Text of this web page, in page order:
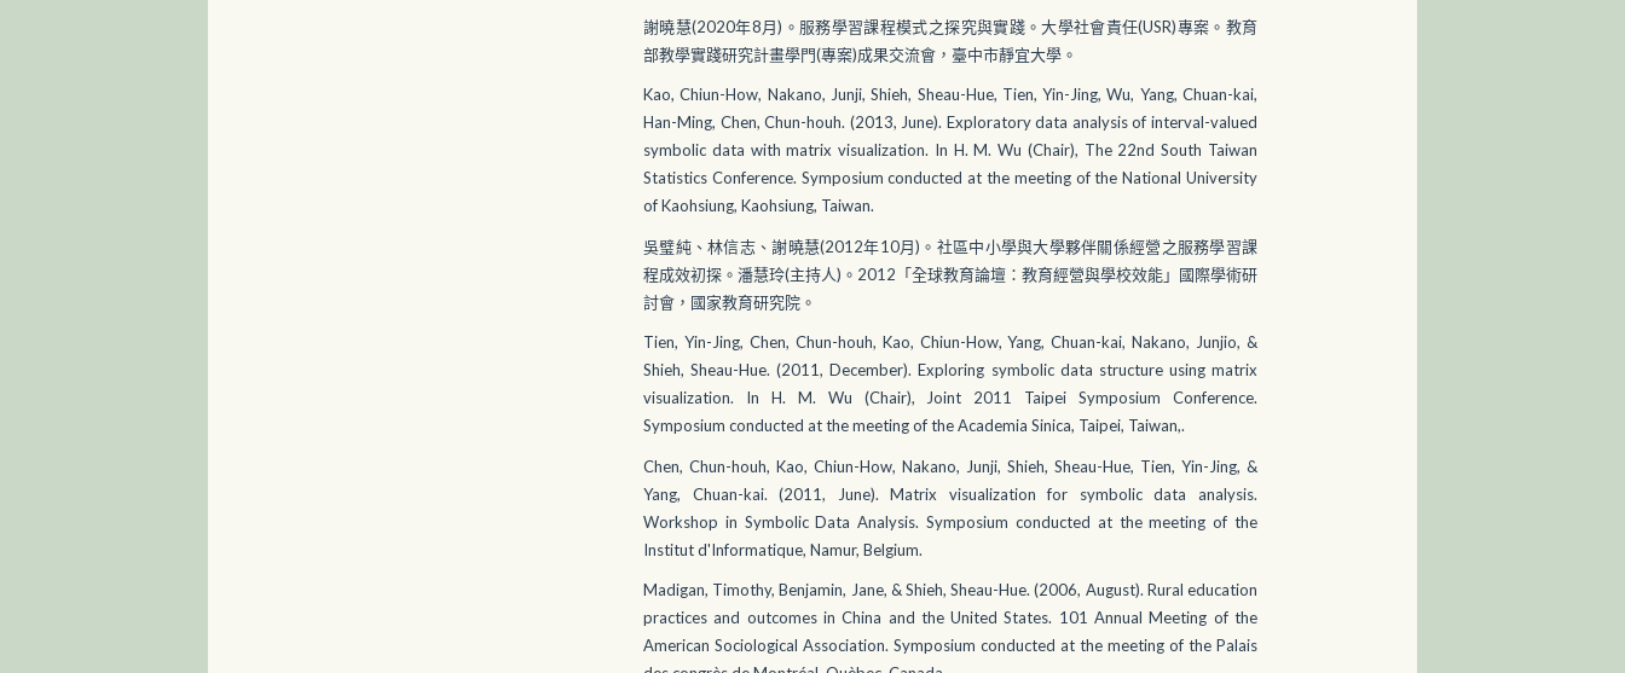
謝曉慧(2020年8月)。服務學習課程模式之探究與實踐。大學社會責任(USR)專案。教育
部教學實踐研究計畫學門(專案)成果交流會，臺中市靜宜大學。
Kao, Chiun-How, Nakano, Junji, Shieh, Sheau-Hue, Tien, Yin-Jing, Wu, Yang, Chuan-kai,
Han-Ming, Chen, Chun-houh. (2013, June). Exploratory data analysis of interval-valued
symbolic data with matrix visualization. In H. M. Wu (Chair), The 22nd South Taiwan
Statistics Conference. Symposium conducted at the meeting of the National University
of Kaohsiung, Kaohsiung, Taiwan.
吳璧純、林信志、謝曉慧(2012年10月)。社區中小學與大學夥伴關係經營之服務學習課
程成效初探。潘慧玲(主持人)。2012「全球教育論壇：教育經營與學校效能」國際學術研
討會，國家教育研究院。
Tien, Yin-Jing, Chen, Chun-houh, Kao, Chiun-How, Yang, Chuan-kai, Nakano, Junjio, &
Shieh, Sheau-Hue. (2011, December). Exploring symbolic data structure using matrix
visualization. In H. M. Wu (Chair), Joint 2011 Taipei Symposium Conference.
Symposium conducted at the meeting of the Academia Sinica, Taipei, Taiwan,.
Chen, Chun-houh, Kao, Chiun-How, Nakano, Junji, Shieh, Sheau-Hue, Tien, Yin-Jing, &
Yang, Chuan-kai. (2011, June). Matrix visualization for symbolic data analysis.
Workshop in Symbolic Data Analysis. Symposium conducted at the meeting of the
Institut d'Informatique, Namur, Belgium.
Madigan, Timothy, Benjamin, Jane, & Shieh, Sheau-Hue. (2006, August). Rural education
practices and outcomes in China and the United States. 101 Annual Meeting of the
American Sociological Association. Symposium conducted at the meeting of the Palais